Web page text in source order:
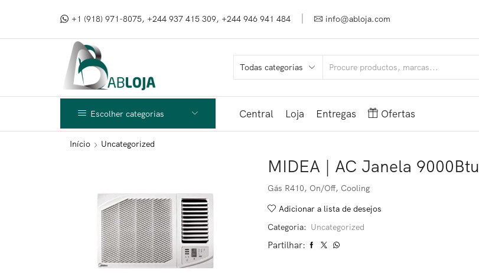
+1 (918) 971-8075, +244 937 415 309, +244 946 941 484 info@abloja.com
Escolher categorias Central Loja Entregas Ofertas
Início Uncategorized
MIDEA | AC Janela 9000Btu
Gás R410, On/Off, Cooling
Adicionar a lista de desejos
Categoria: Uncategorized
Partilhar: